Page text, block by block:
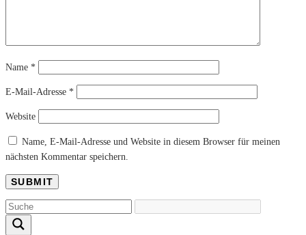
Name *
E-Mail-Adresse *
Website
Name, E-Mail-Adresse und Website in diesem Browser für meinen
nächsten Kommentar speichern.